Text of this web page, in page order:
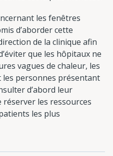
les fenêtres
d’aborder cette
de la clinique afin
que les hôpitaux ne
vagues de chaleur, les
personnes présentant
d’abord leur
réserver les ressources
les plus